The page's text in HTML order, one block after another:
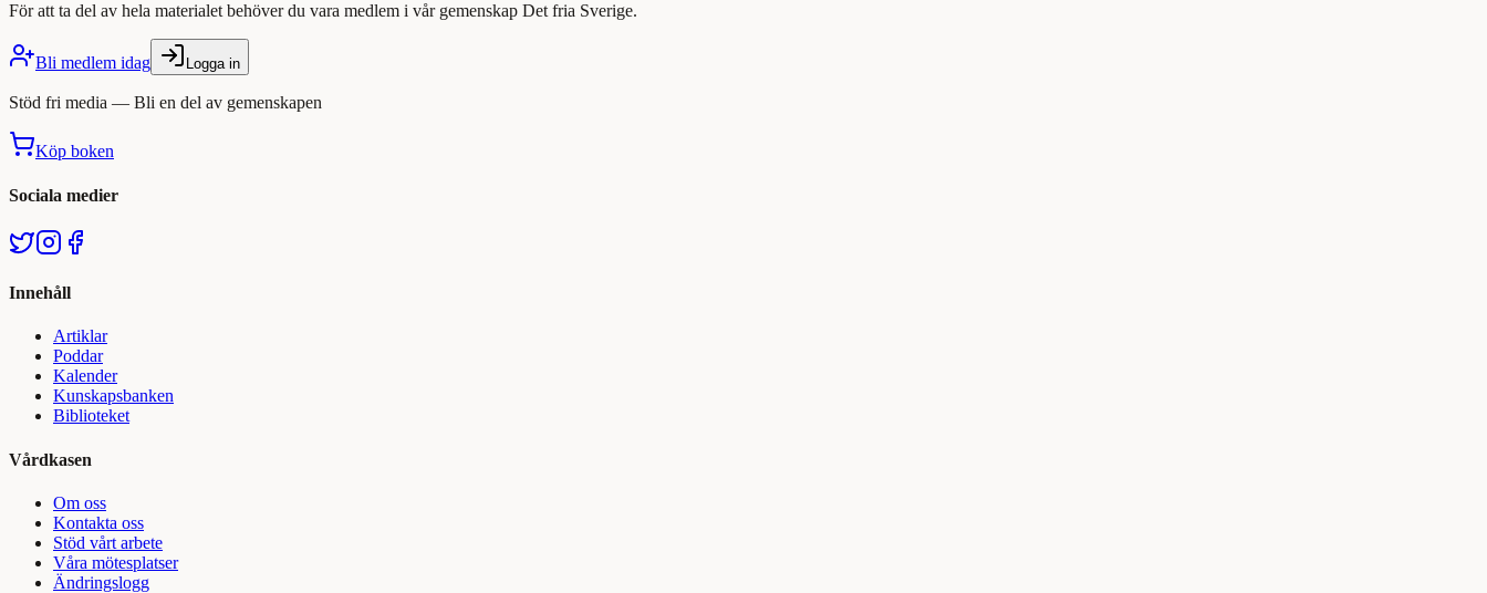
För att ta del av hela materialet behöver du vara medlem i vår gemenskap Det fria Sverige.
Bli medlem idag Logga in
Stöd fri media — Bli en del av gemenskapen
Köp boken
Sociala medier
Innehåll
Artiklar
Poddar
Kalender
Kunskapsbanken
Biblioteket
Vårdkasen
Om oss
Kontakta oss
Stöd vårt arbete
Våra mötesplatser
Ändringslogg